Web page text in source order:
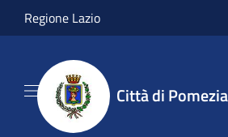
Salta al contenuto principale
Regione Lazio
Città di Pomezia